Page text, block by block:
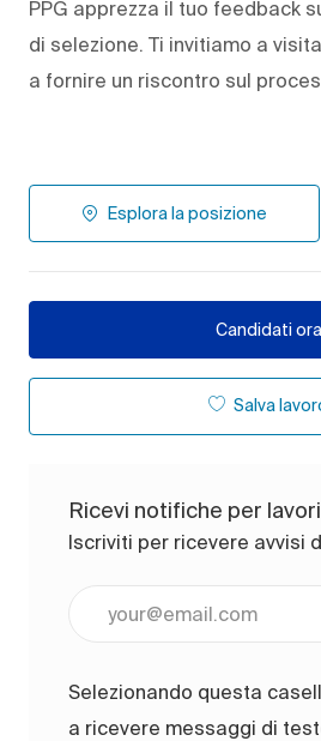
PPG apprezza il tuo feedback
di selezione. Ti invitiamo a
a fornire un riscontro sul
Esplora la posizione
Candidati ora
Salva
Ricevi notifiche per
Iscriviti per ricevere avvisi
Selezionando questa
a ricevere messaggi di